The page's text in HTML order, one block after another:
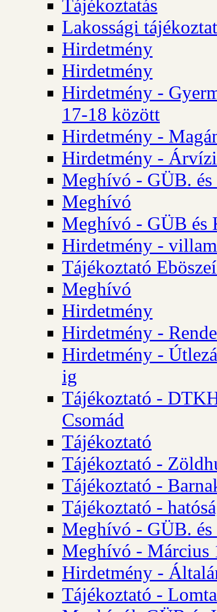
Tájékoztatás
Lakossági
Hirdetmény
Hirdetmény
Hirdetmény -
17-18 között
Hirdetmény -
Hirdetmény -
Meghívó - GÜB.
Meghívó
Meghívó - GÜB és
Hirdetmény -
Tájékoztató
Meghívó
Hirdetmény
Hirdetmény -
Hirdetmény -
ig
Tájékoztató -
Csomád
Tájékoztató
Tájékoztató -
Tájékoztató -
Tájékoztató -
Meghívó - GÜB.
Meghívó - Március
Hirdetmény -
Tájékoztató -